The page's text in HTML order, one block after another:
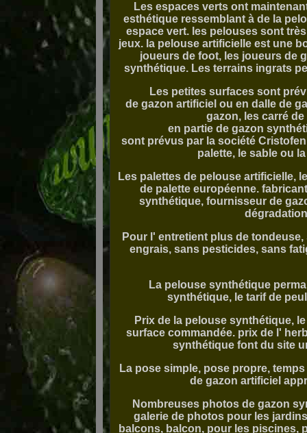
Les espaces verts ont
esthétique ressemblant à de la
espace vert. les pelouses sont
jeux. la pelouse artificielle est une
joueurs de foot, les joueurs de
synthétique. Les terrains ingrats
Les petites surfaces sont
de gazon artificiel ou en dalle de
gazon, les carré
en partie de gazon
sont prévus par la société
palette, le sable ou
Les palettes de pelouse artificielle,
de palette européenne.
synthétique, fournisseur de
Pour l' entretient plus de
engrais, sans pesticides, sans
La pelouse synthétique
synthétique, le tarif de
Prix de la pelouse synthétique,
surface commandée. prix de l'
synthétique font du site
La pose simple, pose propre,
de gazon artificiel
Nombreuses photos de gazon
galerie de photos pour les
balcons, balcon, pour les piscines,